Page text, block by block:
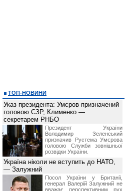
ТОП-НОВИНИ
Указ президента: Умєров призначений
головою СЗР, Клименко —
секретарем РНБО
Президент України
Володимир Зеленський
призначив Pустема Умєрова
головою Служби зовнішньої
розвідки України.
Україна ніколи не вступить до НАТО,
— Залужний
Посол України у Британії,
генерал Валерій Залужний не
вважає перспективним рух